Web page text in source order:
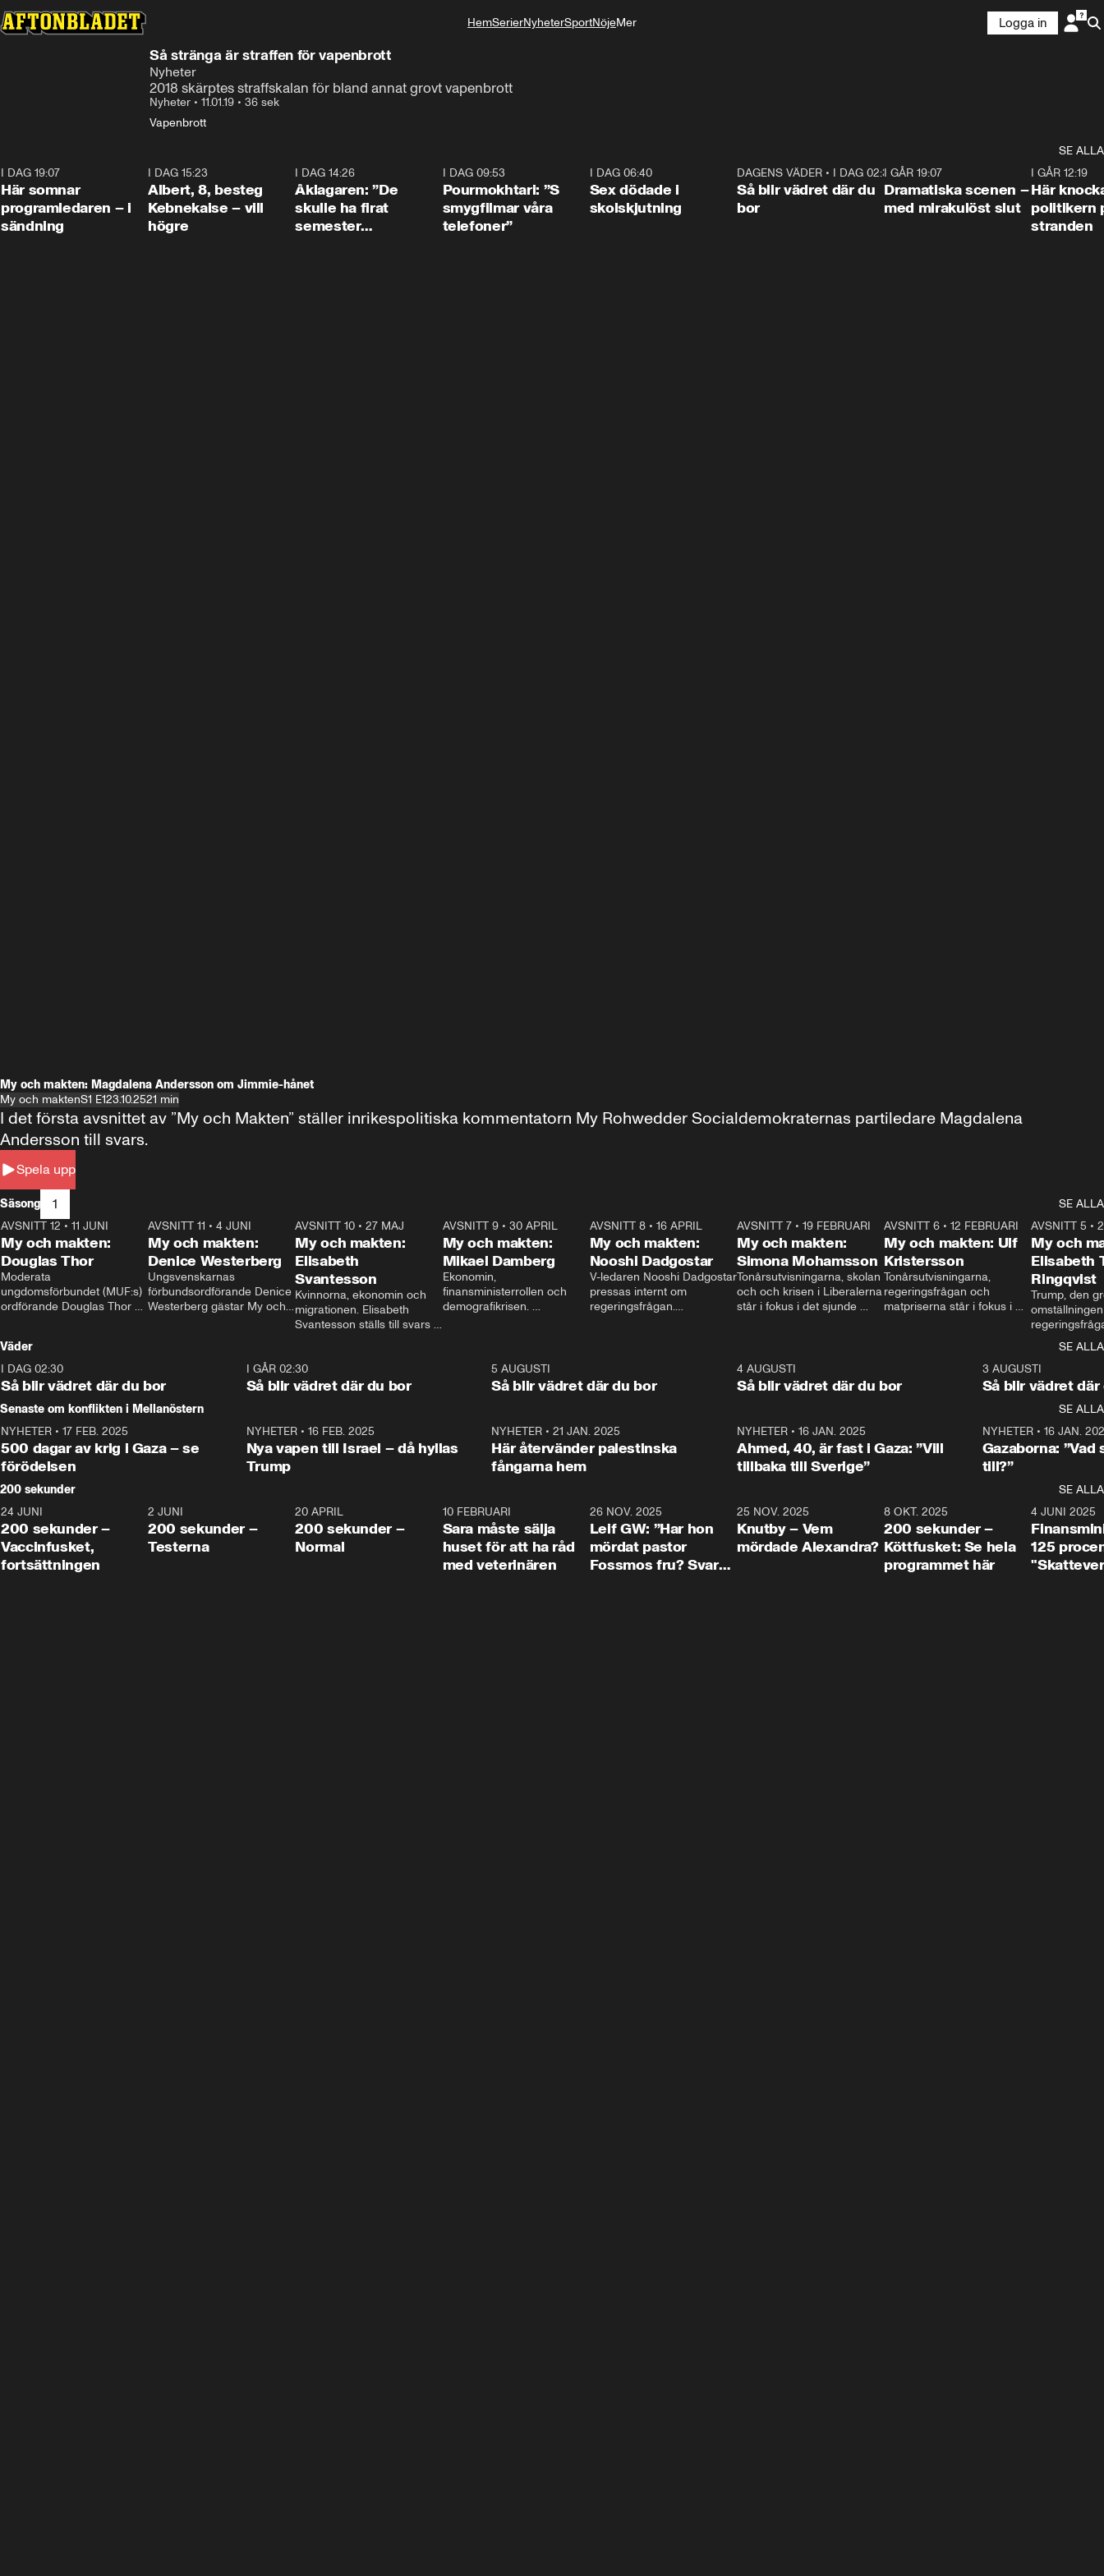
HemSerierNyheterSportNöjeMer
Logga in
Så stränga är straffen för vapenbrott
Nyheter
2018 skärptes straffskalan för bland annat grovt vapenbrott
Nyheter • 11.01.19 • 36 sek
Vapenbrott
SE ALLA
I DAG 19:07
Här somnar
programledaren – i
sändning
I DAG 15:23
Albert, 8, besteg
Kebnekaise – vill
högre
I DAG 14:26
Åklagaren: ”De
skulle ha firat
semester
I DAG 09:53
Pourmokhtari: ”S
smygfilmar våra
telefoner”
I DAG 06:40
Sex dödade i
skolskjutning
1:06
DAGENS VÄDER• I DAG 02:30
Så blir vädret där du
bor
I GÅR 19:07
Dramatiska scenen –
med mirakulöst slut
I GÅR 12:19
Här
politikern
stranden
My och makten: Magdalena Andersson om Jimmie-hånet
My och maktenS1 E123.10.2521 min
Spela upp
I det första avsnittet av ”My och Makten” ställer inrikespolitiska kommentatorn My Rohwedder Socialdemokraternas partiledare Magdalena
Andersson till svars.
Säsong 1
SE ALLA
26:27
AVSNITT 12 • 11 JUNI
My och makten:
Douglas Thor
Moderata
ungdomsförbundet (MUF:s)
ordförande Douglas Thor
tonårsutvisningarna och hur
Moderaterna ska locka
väljare till valet i höst.
23:40
AVSNITT 11 •4 JUNI
My och makten:
Denice Westerberg
Ungsvenskarnas
förbundsordförande Denice
Westerberg gästar My och
AVSNITT 10 •27 MAJ
My och makten:
Elisabeth
Svantesson
Kvinnorna, ekonomin och
migrationen. Elisabeth
Svantesson ställs till svars
AVSNITT 9• 30 APRIL
My och makten:
Mikael Damberg
Ekonomin,
finansministerrollen och
demografikrisen.
och Makten.
AVSNITT 8• 16 APRIL
My och makten:
Nooshi Dadgostar
V-ledaren Nooshi Dadgostar
pressas internt om
regeringsfrågan.
– Vi ställer upp i val. Ska vi
vara med så sitter vi förstås
24:30
AVSNITT 7• 19 FEBRUARI
My och makten:
Simona Mohamsson
Tonårsutvisningarna, skolan
och och krisen i Liberalerna
står i fokus i det sjunde
kommentator My
Rohwedder ställer
utbildnings- och
Mohamsson till svars.
27:30
AVSNITT 6 •12 FEBRUARI
My och makten: Ulf
Kristersson
Tonårsutvisningarna,
regeringsfrågan och
matpriserna står i fokus i
Rohwedder ställer
statsminister Ulf Kristersson
AVSNITT 5 •
My och
Elisabeth
Ringqvist
Trump, den
centrum i
avsnittet av
Makten”. Se
Aftonbladets
Rohwedder
Thand Ring
Väder
SE ALLA
I DAG 02:30
Så blir vädret där du bor
1:06
I GÅR 02:30
Så blir vädret där du bor
5 AUGUSTI
Så blir vädret där du bor
4 AUGUSTI
Så blir vädret där du bor
3 AUGUSTI
Så blir vädret där
Senaste om konflikten i Mellanöstern
SE ALLA
NYHETER • 17 FEB. 2025
500 dagar av krig i Gaza – se
förödelsen
NYHETER• 16 FEB. 2025
Nya vapen till Israel – då hyllas
Trump
NYHETER •21 JAN. 2025
Här återvänder palestinska
fångarna hem
NYHETER• 16 JAN. 2025
Ahmed, 40, är fast i Gaza: ”Vill
tillbaka till Sverige”
NYHETER• 16 JAN.
Gazaborna:
till?”
200 sekunder
SE ALLA
5:00
24 JUNI
200 sekunder –
Vaccinfusket,
fortsättningen
4:23
2 JUNI
200 sekunder –
Testerna
20 APRIL
200 sekunder –
Normal
10 FEBRUARI
Sara måste sälja
huset för att ha råd
med veterinären
26 NOV. 2025
Leif GW: ”Har hon
mördat pastor
Fossmos fru? Svar
31:05
25 NOV. 2025
Knutby – Vem
mördade Alexandra?
4:29
8 OKT. 2025
200 sekunder –
Köttfusket: Se hela
programmet här
4 JUNI 2025
125